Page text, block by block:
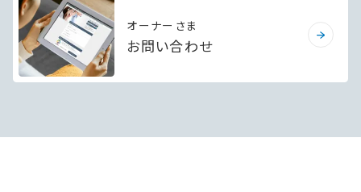
オーナーさま
お問い合わせ